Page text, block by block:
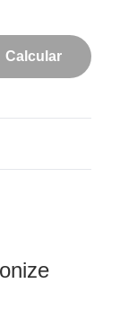
Calcular